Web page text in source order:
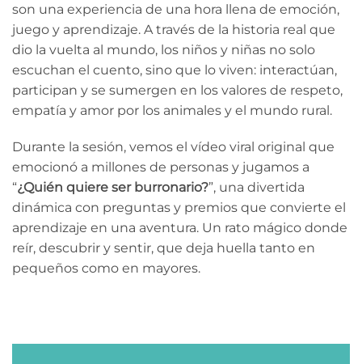
son una experiencia de una hora llena de emoción,
juego y aprendizaje. A través de la historia real que
dio la vuelta al mundo, los niños y niñas no solo
escuchan el cuento, sino que lo viven: interactúan,
participan y se sumergen en los valores de respeto,
empatía y amor por los animales y el mundo rural.
Durante la sesión, vemos el vídeo viral original que
emocionó a millones de personas y jugamos a
“¿Quién quiere ser burronario?”, una divertida
dinámica con preguntas y premios que convierte el
aprendizaje en una aventura. Un rato mágico donde
reír, descubrir y sentir, que deja huella tanto en
pequeños como en mayores.